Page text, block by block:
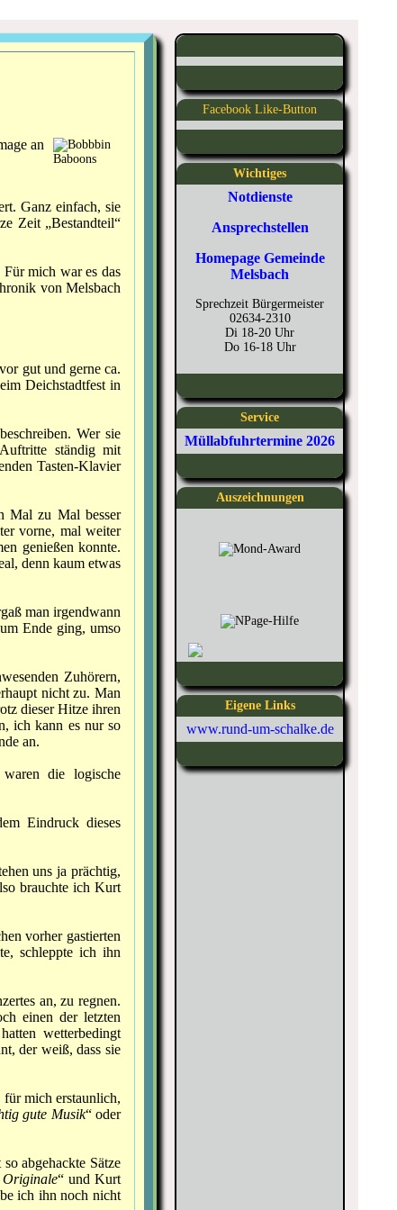
an
Ganz einfach, sie
Zeit „Bestandteil“
mich war es das
von Melsbach
gut und gerne ca.
Deichstadtfest in
Wer sie
ständig mit
Tasten-Klavier
Mal zu Mal besser
vorne, mal weiter
genießen konnte.
denn kaum etwas
man irgendwann
Ende ging, umso
Zuhörern,
nicht zu. Man
dieser Hitze ihren
ich kann es nur so
an.
die logische
Eindruck dieses
uns ja prächtig,
brauchte ich Kurt
vorher gastierten
schleppte ich ihn
an, zu regnen.
einen der letzten
wetterbedingt
der weiß, dass sie
mich erstaunlich,
gute Musik“ oder
abgehackte Sätze
Originale“ und Kurt
ich ihn noch nicht
Facebook Like-Button
Wichtiges
Notdienste
Ansprechstellen
Homepage Gemeinde
Melsbach
Sprechzeit Bürgermeister
02634-2310
Di 18-20 Uhr
Do 16-18 Uhr
Service
Müllabfuhrtermine 2026
Auszeichnungen
Eigene Links
www.rund-um-schalke.de